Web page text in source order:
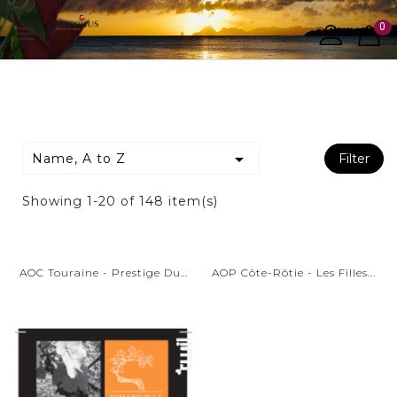
 0
Name, A to Z  Filter
Showing 1-20 of 148 item(s)
AOC Touraine - Prestige Du... AOP Côte-Rôtie - Les Filles...